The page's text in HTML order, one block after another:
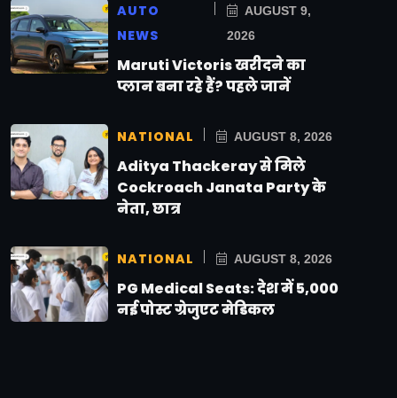
AUTO
NEWS
AUGUST 9,
2026
Maruti Victoris खरीदने का
प्लान बना रहे हैं? पहले जानें
NATIONAL AUGUST 8, 2026
Aditya Thackeray से मिले
Cockroach Janata Party के
नेता, छात्र
NATIONAL AUGUST 8, 2026
PG Medical Seats: देश में 5,000
नई पोस्ट ग्रेजुएट मेडिकल